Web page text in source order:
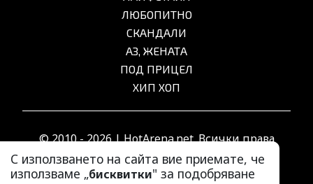
С използването на сайта вие приемате, че
използваме „бисквитки" за подобряване
ЛЮБОПИТНО
СКАНДАЛИ
АЗ, ЖЕНАТА
ПОД ПРИЦЕЛ
ХИП ХОП
© 2010 - 2026 | HotArena.net. Всички права
запазени.